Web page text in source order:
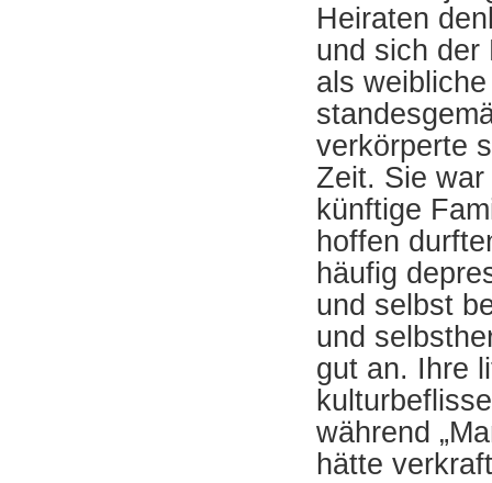
Heiraten
und sich der
als
verkörperte
Zeit. Sie
künftige
hoffen
häufig
und selbst
und
gut an. Ihre
während
hätte